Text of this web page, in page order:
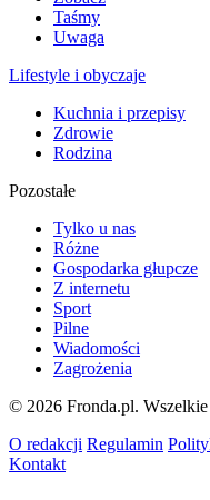
Taśmy
Uwaga
Lifestyle i obyczaje
Kuchnia i przepisy
Zdrowie
Rodzina
Pozostałe
Tylko u nas
Różne
Gospodarka głupcze
Z internetu
Sport
Pilne
Wiadomości
Zagrożenia
© 2026 Fronda.pl. Wszelkie
O redakcji Regulamin
Kontakt